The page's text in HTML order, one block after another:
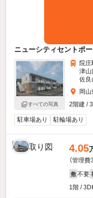
ニューシティセントポ
すべての写真
院庄
津山
佐良
岡
2階建 /
駐車場あり 駐輪場あり
4.05
（管理費
敷 不要
1階 /